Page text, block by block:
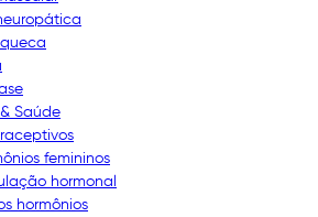
Saúde
femininos
hormonal
hormônios